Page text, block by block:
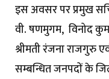
इस अवसर पर प्रमुख
वी. षणमुगम, विनोद
श्रीमती रंजना राजगुरु
सम्बन्धित जनपदों के